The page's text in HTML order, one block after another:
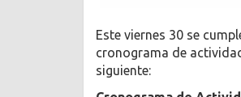
Este viernes 30 se
cronograma de
siguiente: